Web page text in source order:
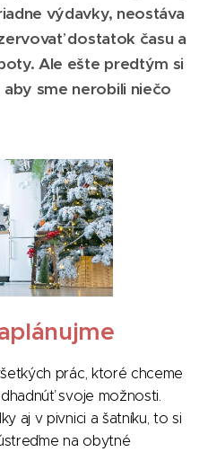
výdavky, neostáva
dostatok času a
Ale ešte predtým si
sme nerobili niečo
prác, ktoré chceme
svoje možnosti.
aj v pivnici a šatníku, to si
na obytné